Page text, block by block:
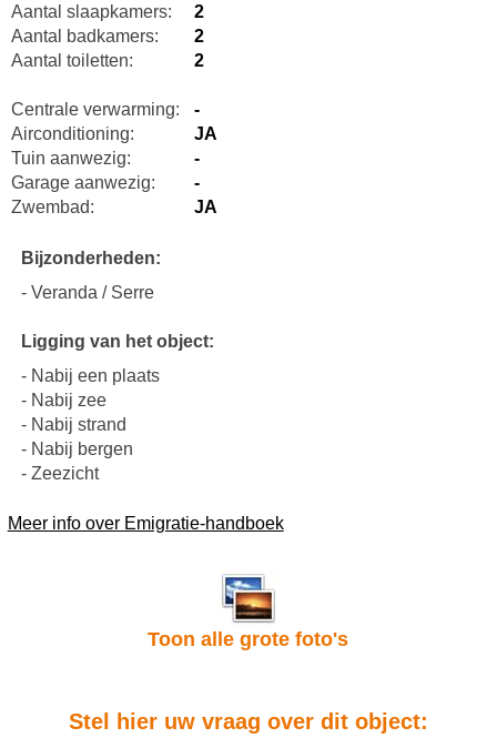
Aantal slaapkamers:
2
Aantal badkamers:
2
Aantal toiletten:
2
Centrale verwarming:
-
Airconditioning:
JA
Tuin aanwezig:
-
Garage aanwezig:
-
Zwembad:
JA
Bijzonderheden:
- Veranda / Serre
Ligging van het object:
- Nabij een plaats
- Nabij zee
- Nabij strand
- Nabij bergen
- Zeezicht
Meer info over Emigratie-handboek
Toon alle grote foto's
Stel hier uw vraag over dit object: